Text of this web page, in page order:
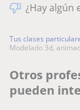
¿Hay algún
Tus clases
modelado 3d,
Otros
pueden